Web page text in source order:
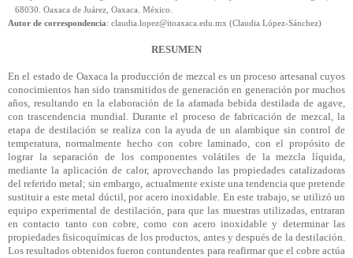
68030. Oaxaca de Juárez, Oaxaca. México.
Autor de correspondencia: claudia.lopez@itoaxaca.edu.mx (Claudia López-Sánchez)
RESUMEN
En el estado de Oaxaca la producción de mezcal es un proceso artesanal cuyos
conocimientos han sido transmitidos de generación en generación por muchos
años, resultando en la elaboración de la afamada bebida destilada de agave,
con trascendencia mundial. Durante el proceso de fabricación de mezcal, la
etapa de destilación se realiza con la ayuda de un alambique sin control de
temperatura, normalmente hecho con cobre laminado, con el propósito de
lograr la separación de los componentes volátiles de la mezcla líquida,
mediante la aplicación de calor, aprovechando las propiedades catalizadoras
del referido metal; sin embargo, actualmente existe una tendencia que pretende
sustituir a este metal dúctil, por acero inoxidable. En este trabajo, se utilizó un
equipo experimental de destilación, para que las muestras utilizadas, entraran
en contacto tanto con cobre, como con acero inoxidable y determinar las
propiedades fisicoquímicas de los productos, antes y después de la destilación.
Los resultados obtenidos fueron contundentes para reafirmar que el cobre actúa